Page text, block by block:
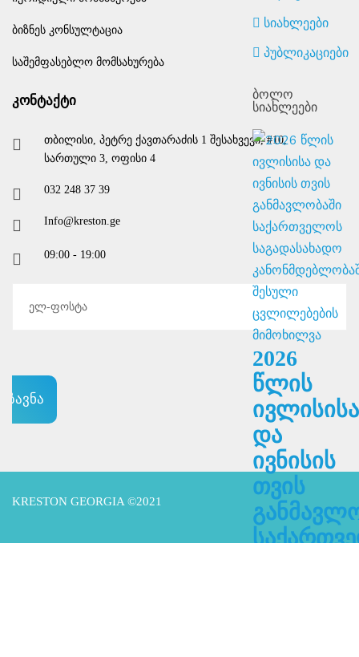
სიახლეები
პუბლიკაციები
ბოლო
სიახლეები
2026
წლის
ივლისისა
და
ივნისის
თვის
ბიზნეს კონსულტაცია
საშემფასებლო მომსახურება
კონტაქტი
თბილისი, პეტრე ქავთარაძის 1 შესახვევი, #10,
სართული 3, ოფისი 4
032 248 37 39
info@kreston.ge
09:00 - 19:00
KRESTON GEORGIA ©2021